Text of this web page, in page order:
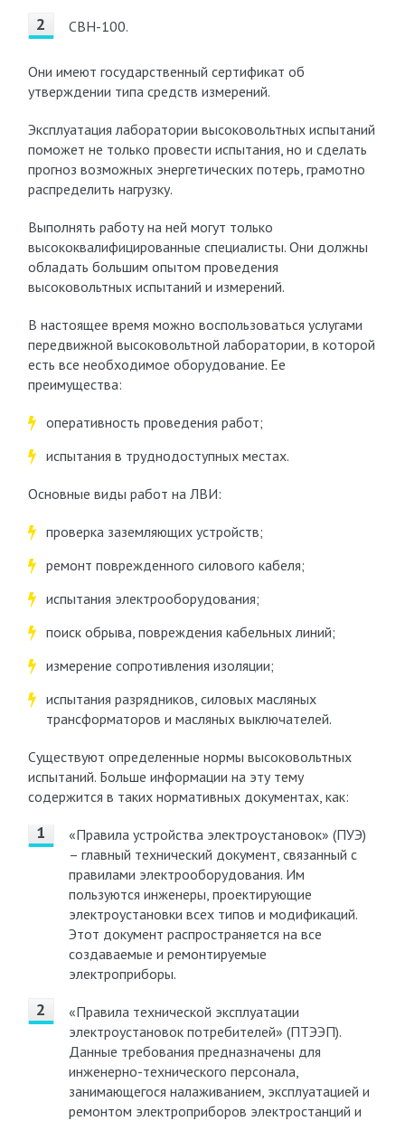
СВН-100.
Они имеют государственный сертификат об
утверждении типа средств измерений.
Эксплуатация лаборатории высоковольтных испытаний
поможет не только провести испытания, но и сделать
прогноз возможных энергетических потерь, грамотно
распределить нагрузку.
Выполнять работу на ней могут только
высококвалифицированные специалисты. Они должны
обладать большим опытом проведения
высоковольтных испытаний и измерений.
В настоящее время можно воспользоваться услугами
передвижной высоковольтной лаборатории, в которой
есть все необходимое оборудование. Ее
преимущества:
оперативность проведения работ;
испытания в труднодоступных местах.
Основные виды работ на ЛВИ:
проверка заземляющих устройств;
ремонт поврежденного силового кабеля;
испытания электрооборудования;
поиск обрыва, повреждения кабельных линий;
измерение сопротивления изоляции;
испытания разрядников, силовых масляных
трансформаторов и масляных выключателей.
Существуют определенные нормы высоковольтных
испытаний. Больше информации на эту тему
содержится в таких нормативных документах, как:
«Правила устройства электроустановок» (ПУЭ)
– главный технический документ, связанный с
правилами электрооборудования. Им
пользуются инженеры, проектирующие
электроустановки всех типов и модификаций.
Этот документ распространяется на все
создаваемые и ремонтируемые
электроприборы.
«Правила технической эксплуатации
электроустановок потребителей» (ПТЭЭП).
Данные требования предназначены для
инженерно-технического персонала,
занимающегося налаживанием, эксплуатацией и
ремонтом электроприборов электростанций и